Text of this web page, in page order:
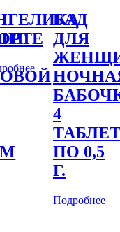
БАД
ДЛЯ
4
ПО 0,5
Г.
Подробнее